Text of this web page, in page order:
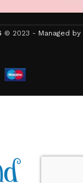
© 2023 - Managed by